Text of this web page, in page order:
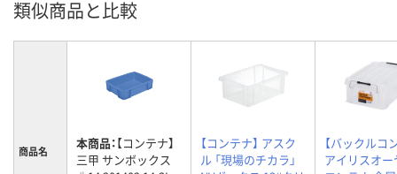
類似商品と比較
商品名 本商品：【コンテナ】
三甲 サンボックス
【コンテナ】 アスク
ル 「現場のチカラ」
【バックルコ
アイリスオー